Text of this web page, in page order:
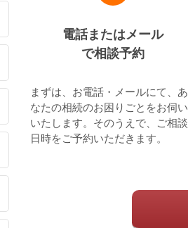
電話またはメール
で相談予約
まずは、お電話・メールにて、あ
なたの相続のお困りごとをお伺い
いたします。そのうえで、ご相談
日時をご予約いただきます。